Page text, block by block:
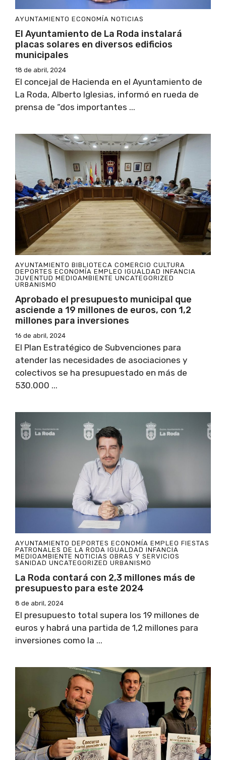
AYUNTAMIENTO ECONOMÍA NOTICIAS
El Ayuntamiento de La Roda instalará
placas solares en diversos edificios
municipales
18 de abril, 2024
El concejal de Hacienda en el Ayuntamiento de
La Roda, Alberto Iglesias, informó en rueda de
prensa de “dos importantes ...
AYUNTAMIENTO BIBLIOTECA COMERCIO CULTURA
DEPORTES ECONOMÍA EMPLEO IGUALDAD INFANCIA
JUVENTUD MEDIOAMBIENTE UNCATEGORIZED
URBANISMO
Aprobado el presupuesto municipal que
asciende a 19 millones de euros, con 1,2
millones para inversiones
16 de abril, 2024
El Plan Estratégico de Subvenciones para
atender las necesidades de asociaciones y
colectivos se ha presupuestado en más de
530.000 ...
AYUNTAMIENTO DEPORTES ECONOMÍA EMPLEO FIESTAS
PATRONALES DE LA RODA IGUALDAD INFANCIA
MEDIOAMBIENTE NOTICIAS OBRAS Y SERVICIOS
SANIDAD UNCATEGORIZED URBANISMO
La Roda contará con 2,3 millones más de
presupuesto para este 2024
8 de abril, 2024
El presupuesto total supera los 19 millones de
euros y habrá una partida de 1,2 millones para
inversiones como la ...